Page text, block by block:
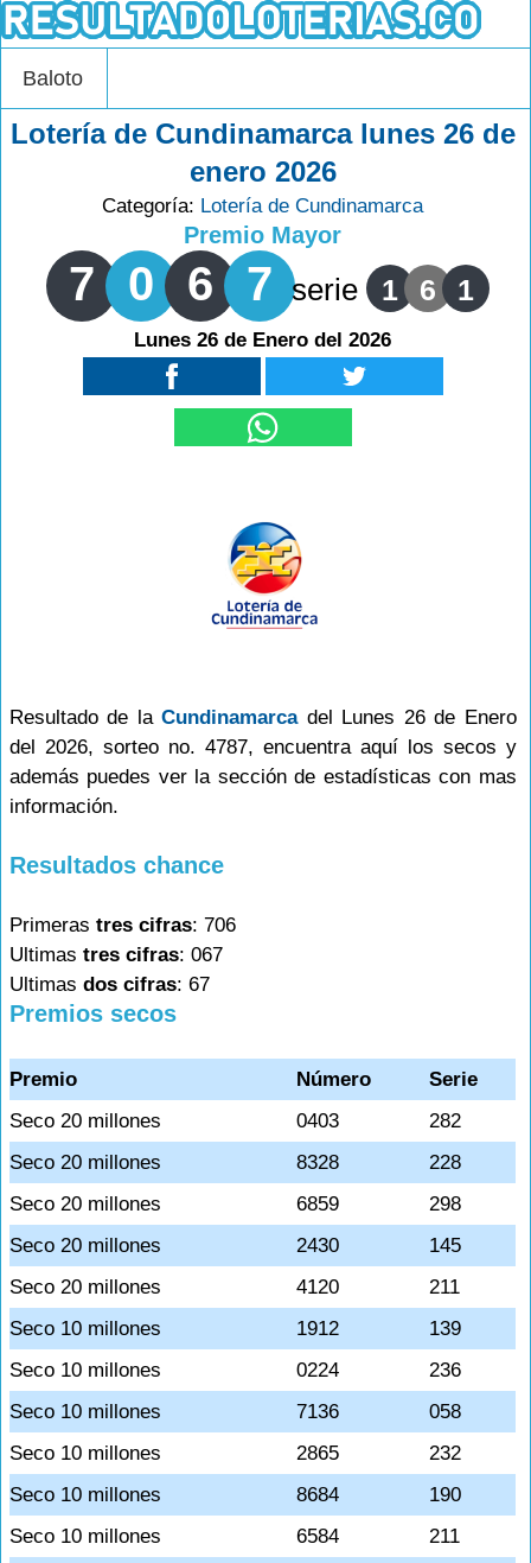
Baloto
Lotería de Cundinamarca lunes 26 de
enero 2026
Categoría: Lotería de Cundinamarca
Premio Mayor
7 0 6 7 serie 1 6 1
Lunes 26 de Enero del 2026
Resultado de laCundinamarcadel Lunes 26 de Enero
del 2026, sorteo no. 4787, encuentra aquí los secos y
además puedes ver la sección de estadísticas con mas
información.
Resultados chance
Primeras tres cifras: 706
Ultimas tres cifras: 067
Ultimas dos cifras: 67
Premios secos
Premio Número
Serie
Seco 20 millones
0403
282
Seco 20 millones
8328
228
Seco 20 millones
6859
298
Seco 20 millones
2430
145
Seco 20 millones
4120
211
Seco 10 millones
1912
139
Seco 10 millones
0224
236
Seco 10 millones
7136
058
Seco 10 millones
2865
232
Seco 10 millones
8684
190
Seco 10 millones
6584
211